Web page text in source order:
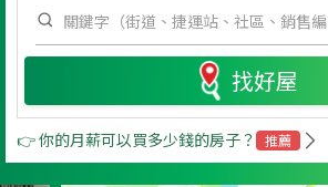
找好屋
👉 你的月薪可以買多少錢的房子？ 推薦